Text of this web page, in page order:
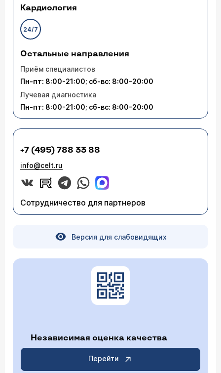
Кардиология
24/7
Остальные направления
Приём специалистов
Пн-пт: 8:00-21:00; сб-вс: 8:00-20:00
Лучевая диагностика
Пн-пт: 8:00-21:00; сб-вс: 8:00-20:00
+7 (495) 788 33 88
info@celt.ru
Сотрудничество для партнеров
Версия для слабовидящих
Независимая оценка качества
Перейти